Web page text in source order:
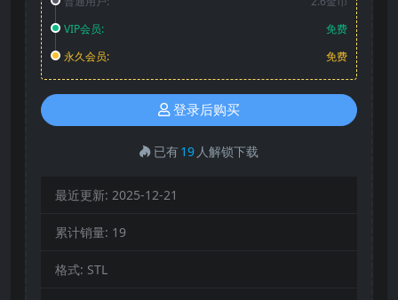
VIP会员:
免费
永久会员:
免费
登录后购买
已有19 人解锁下载
最近更新: 2025-12-21
累计销量: 19
格式: STL